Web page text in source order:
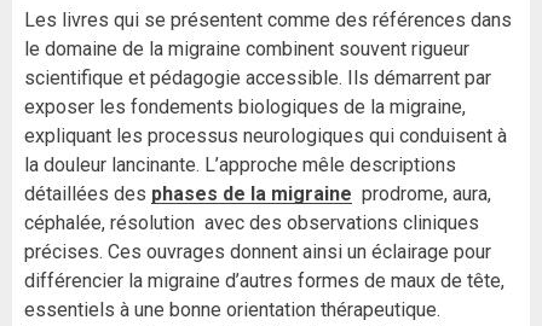
Les livres qui se présentent comme des références dans
le domaine de la migraine combinent souvent rigueur
scientifique et pédagogie accessible. Ils démarrent par
exposer les fondements biologiques de la migraine,
expliquant les processus neurologiques qui conduisent à
la douleur lancinante. L’approche mêle descriptions
détaillées des phases de la migraine prodrome, aura,
céphalée, résolution avec des observations cliniques
précises. Ces ouvrages donnent ainsi un éclairage pour
différencier la migraine d’autres formes de maux de tête,
essentiels à une bonne orientation thérapeutique.